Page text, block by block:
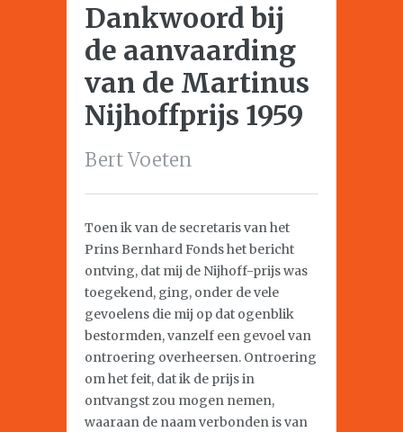
Dankwoord bij
de aanvaarding
van de Martinus
Nijhoffprijs 1959
Bert Voeten
Toen ik van de secretaris van het
Prins Bernhard Fonds het bericht
ontving, dat mij de Nijhoff-prijs was
toegekend, ging, onder de vele
gevoelens die mij op dat ogenblik
bestormden, vanzelf een gevoel van
ontroering overheersen. Ontroering
om het feit, dat ik de prijs in
ontvangst zou mogen nemen,
waaraan de naam verbonden is van